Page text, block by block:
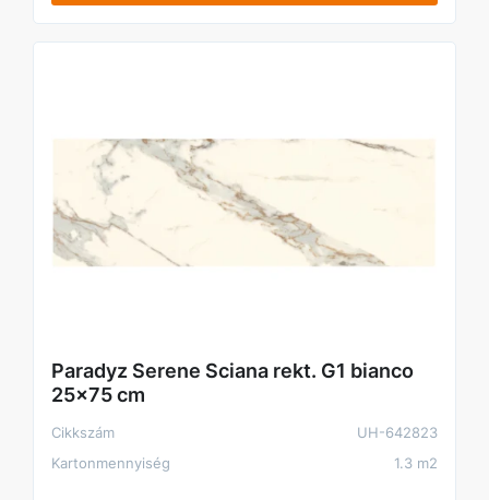
Paradyz Serene Sciana rekt. G1 bianco
25x75 cm
Cikkszám
UH-642823
Kartonmennyiség
1.3 m2